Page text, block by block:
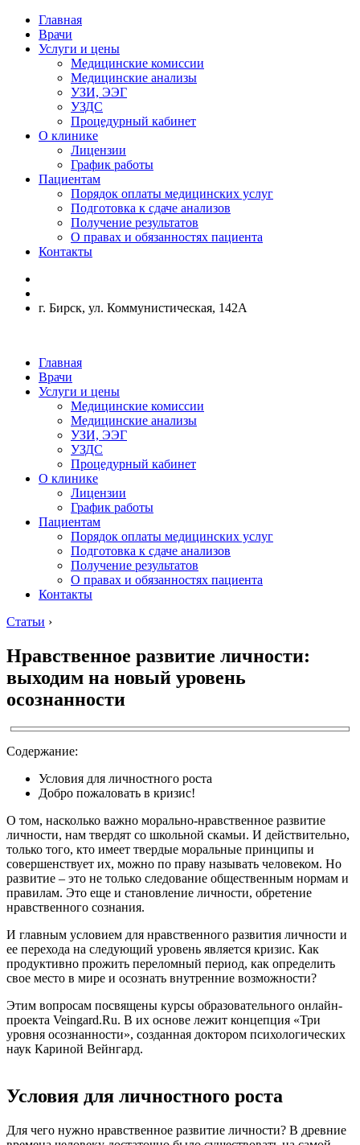
Главная
Врачи
Услуги и цены
Медицинские комиссии
Медицинские анализы
УЗИ, ЭЭГ
УЗДС
Процедурный кабинет
О клинике
Лицензии
График работы
Пациентам
Порядок оплаты медицинских услуг
Подготовка к сдаче анализов
Получение результатов
О правах и обязанностях пациента
Контакты
г. Бирск, ул. Коммунистическая, 142А
Главная
Врачи
Услуги и цены
Медицинские комиссии
Медицинские анализы
УЗИ, ЭЭГ
УЗДС
Процедурный кабинет
О клинике
Лицензии
График работы
Пациентам
Порядок оплаты медицинских услуг
Подготовка к сдаче анализов
Получение результатов
О правах и обязанностях пациента
Контакты
Статьи ›
Нравственное развитие личности:
выходим на новый уровень
осознанности
Содержание:
Условия для личностного роста
Добро пожаловать в кризис!
О том, насколько важно морально-нравственное развитие
личности, нам твердят со школьной скамьи. И действительно,
только того, кто имеет твердые моральные принципы и
совершенствует их, можно по праву называть человеком. Но
развитие – это не только следование общественным нормам и
правилам. Это еще и становление личности, обретение
нравственного сознания.
И главным условием для нравственного развития личности и
ее перехода на следующий уровень является кризис. Как
продуктивно прожить переломный период, как определить
свое место в мире и осознать внутренние возможности?
Этим вопросам посвящены курсы образовательного онлайн-
проекта Veingard.Ru. В их основе лежит концепция «Три
уровня осознанности», созданная доктором психологических
наук Кариной Вейнгард.
Условия для личностного роста
Для чего нужно нравственное развитие личности? В древние